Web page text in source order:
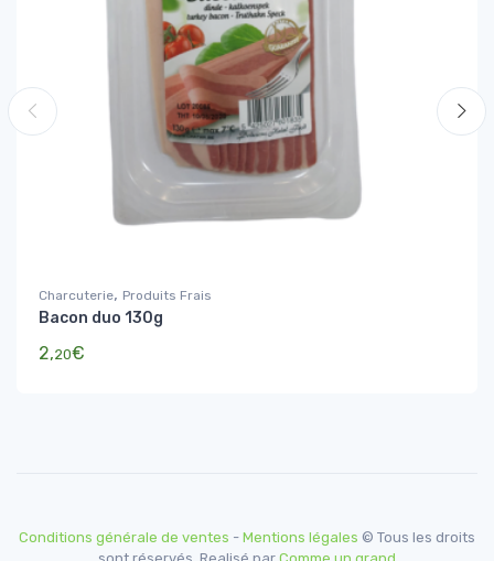
Charcuterie, Produits Frais
Bacon duo 130g
2,20€
Conditions générale de ventes - Mentions légales © Tous les droits